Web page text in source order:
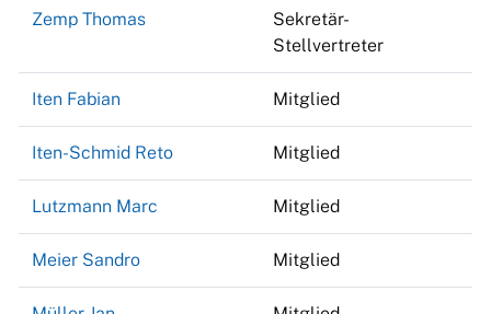
Zemp Thomas
Sekretär-
Stellvertreter
Iten Fabian Mitglied
Iten-Schmid Reto Mitglied
Lutzmann Marc Mitglied
Meier Sandro Mitglied